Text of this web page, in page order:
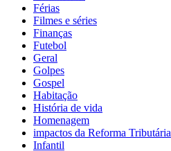
Férias
Filmes e séries
Finanças
Futebol
Geral
Golpes
Gospel
Habitação
História de vida
Homenagem
impactos da Reforma Tributária
Infantil